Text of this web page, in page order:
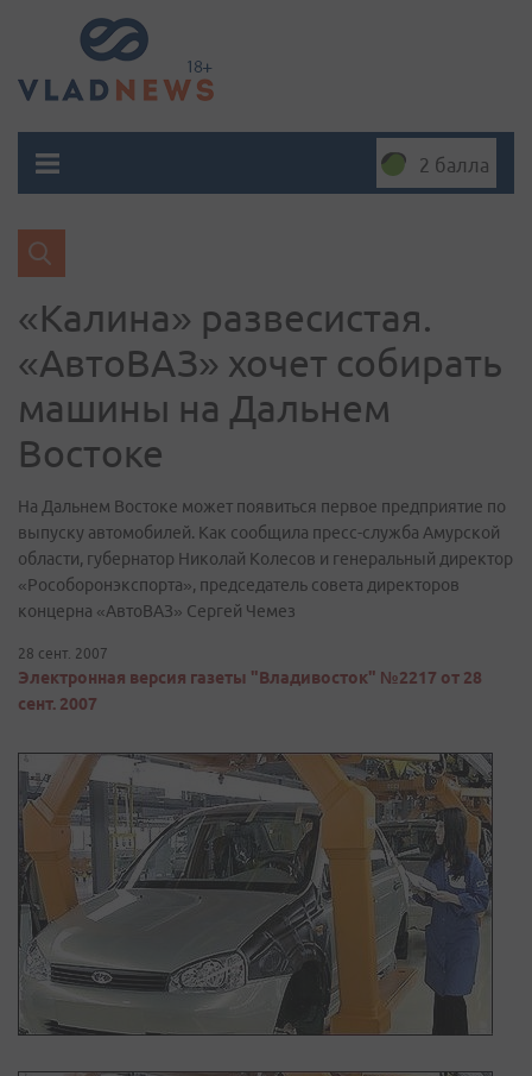
2 балла
«Калина» развесистая.
«АвтоВАЗ» хочет собирать
машины на Дальнем
Востоке
На Дальнем Востоке может появиться первое предприятие по
выпуску автомобилей. Как сообщила пресс-служба Амурской
области, губернатор Николай Колесов и генеральный директор
«Рособоронэкспорта», председатель совета директоров
концерна «АвтоВАЗ» Сергей Чемез
28 сент. 2007
Электронная версия газеты "Владивосток" №2217 от 28
сент. 2007